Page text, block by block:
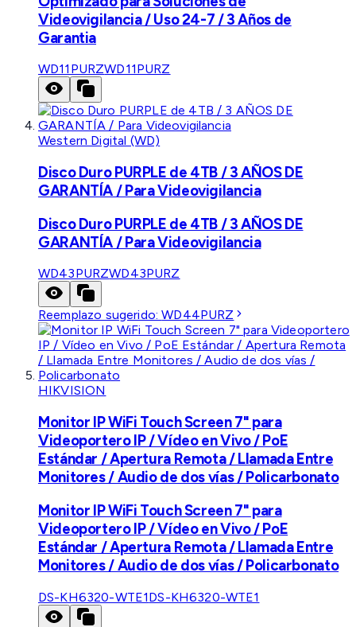
Videovigilancia / Uso 24-7 / 3 Años de
Garantia
WD11PURZWD11PURZ
Western Digital (WD)
Disco Duro PURPLE de 4TB / 3 AÑOS DE
GARANTÍA / Para Videovigilancia
Disco Duro PURPLE de 4TB / 3 AÑOS DE
GARANTÍA / Para Videovigilancia
WD43PURZWD43PURZ
Reemplazo sugerido:WD44PURZ
HIKVISION
Monitor IP WiFi Touch Screen 7" para
Videoportero IP / Vídeo en Vivo / PoE
Estándar / Apertura Remota / Llamada Entre
Monitores / Audio de dos vías / Policarbonato
Monitor IP WiFi Touch Screen 7" para
Videoportero IP / Vídeo en Vivo / PoE
Estándar / Apertura Remota / Llamada Entre
Monitores / Audio de dos vías / Policarbonato
DS-KH6320-WTE1DS-KH6320-WTE1